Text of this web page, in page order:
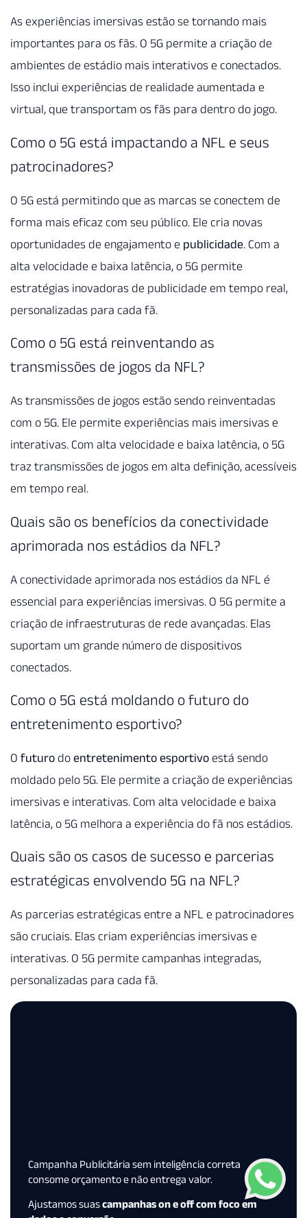
As experiências imersivas estão se tornando mais
importantes para os fãs. O 5G permite a criação de
ambientes de estádio mais interativos e conectados.
Isso inclui experiências de realidade aumentada e
virtual, que transportam os fãs para dentro do jogo.
Como o 5G está impactando a NFL e seus
patrocinadores?
O 5G está permitindo que as marcas se conectem de
forma mais eficaz com seu público. Ele cria novas
oportunidades de engajamento e publicidade. Com a
alta velocidade e baixa latência, o 5G permite
estratégias inovadoras de publicidade em tempo real,
personalizadas para cada fã.
Como o 5G está reinventando as
transmissões de jogos da NFL?
As transmissões de jogos estão sendo reinventadas
com o 5G. Ele permite experiências mais imersivas e
interativas. Com alta velocidade e baixa latência, o 5G
traz transmissões de jogos em alta definição, acessíveis
em tempo real.
Quais são os benefícios da conectividade
aprimorada nos estádios da NFL?
A conectividade aprimorada nos estádios da NFL é
essencial para experiências imersivas. O 5G permite a
criação de infraestruturas de rede avançadas. Elas
suportam um grande número de dispositivos
conectados.
Como o 5G está moldando o futuro do
entretenimento esportivo?
O futuro do entretenimento esportivo está sendo
moldado pelo 5G. Ele permite a criação de experiências
imersivas e interativas. Com alta velocidade e baixa
latência, o 5G melhora a experiência do fã nos estádios.
Quais são os casos de sucesso e parcerias
estratégicas envolvendo 5G na NFL?
As parcerias estratégicas entre a NFL e patrocinadores
são cruciais. Elas criam experiências imersivas e
interativas. O 5G permite campanhas integradas,
personalizadas para cada fã.
Campanha Publicitária sem inteligência correta
consome orçamento e não entrega valor.
Ajustamos suascampanhas on e off com foco em